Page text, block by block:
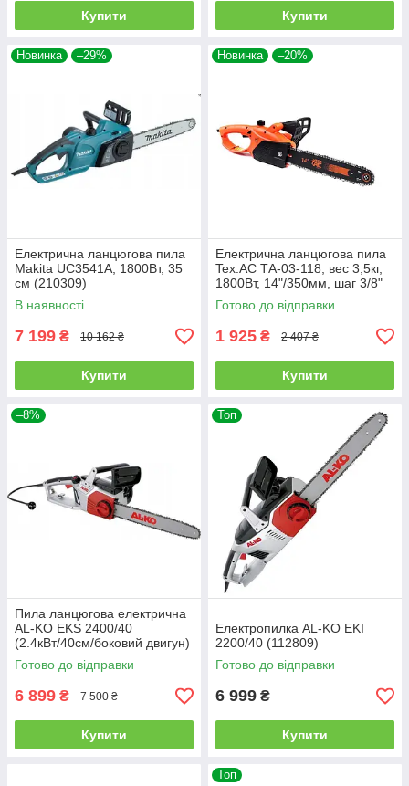
Купити Купити
Новинка –29%
Електрична ланцюгова пила
Makita UC3541A, 1800Вт, 35
см (210309)
В наявності
7 199 ₴ 10 162 ₴
Купити
Новинка –20%
Електрична ланцюгова пила
Tex.AC ТА-03-118, вес 3,5кг,
1800Вт, 14"/350мм, шаг 3/8"
Готово до відправки
1 925 ₴ 2 407 ₴
Купити
–8%
Пила ланцюгова електрична
AL-KO EKS 2400/40
(2.4кВт/40см/боковий двигун)
Готово до відправки
6 899 ₴ 7 500 ₴
Купити
Топ
Електропилка AL-KO EKI
2200/40 (112809)
Готово до відправки
6 999 ₴
Купити
Топ